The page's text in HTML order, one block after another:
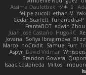
Assima Dauletbek ツキ ミ
felipe zucoli ethan M
Cedar Scarlett Tunanodra-P
FrantaBOT edwin Zhou
Juan José Castaño HugoRC
Jovana
Sofiya Ibragimova
Marco noCrxdit Samuel Furr
Aspyr David Vidmar Whispers
Brandon Gowera
Isaac Castañeda Miltos